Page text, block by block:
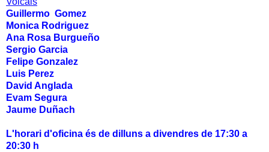
Guillermo Gomez
Monica Rodriguez
Ana Rosa Burgueño
Sergio Garcia
Felipe Gonzalez
Luis Perez
David Anglada
Evam Segura
Jaume Duñach
L'horari d'oficina és de dilluns a divendres de 17:30 a
20:30 h